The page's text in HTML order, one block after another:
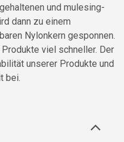
und mulesing-
dann zu einem
Nylonkern gesponnen.
viel schneller. Der
unserer Produkte und
bei.